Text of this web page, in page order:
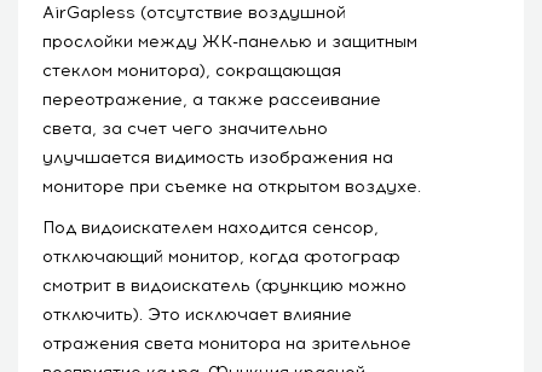
AirGapless (отсутствие воздушной
прослойки между ЖК-панелью и защитным
стеклом монитора), сокращающая
переотражение, а также рассеивание
света, за счет чего значительно
улучшается видимость изображения на
мониторе при съемке на открытом воздухе.
Под видоискателем находится сенсор,
отключающий монитор, когда фотограф
смотрит в видоискатель (функцию можно
отключить). Это исключает влияние
отражения света монитора на зрительное